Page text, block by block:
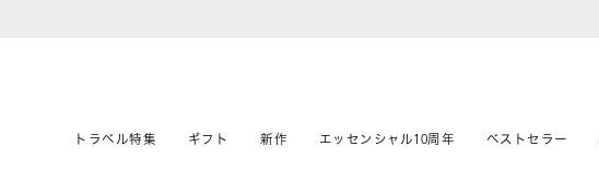
トラベル特集 ギフト 新作 エッセンシャル10周年 ベストセラー